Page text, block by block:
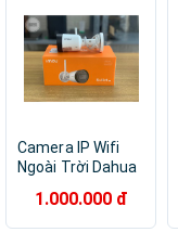
Camera IP Wifi
Ngoài Trời Dahua
2.0mpx - Chính
Hãng
1.000.000 đ